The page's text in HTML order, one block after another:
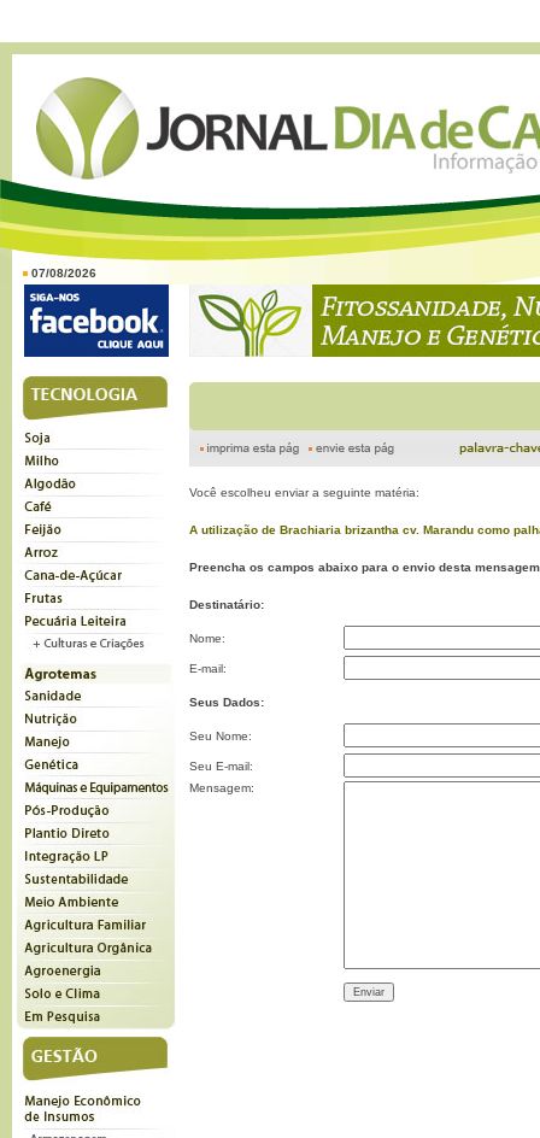
07/08/2026
Você escolheu enviar a seguinte matéria:
A utilização de Brachiaria brizantha cv. Marandu como
Preencha os campos abaixo para o envio desta
Destinatário:
Nome:
E-mail:
Seus Dados:
Seu Nome:
Seu E-mail:
Mensagem: